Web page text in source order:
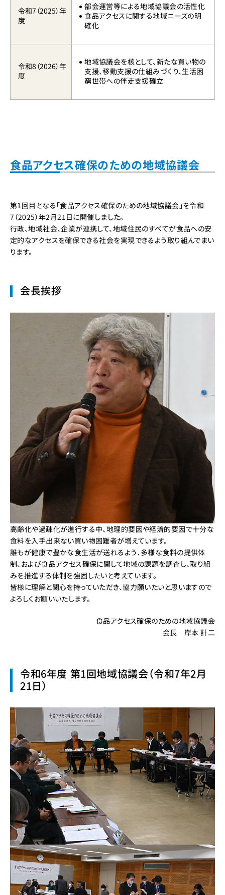
令和7（2025）年
度
令和8（2026）年
度
部会運営等による地域協議会の活性化
食品アクセスに関する地域ニーズの明
確化
地域協議会を核として、新たな買い物の
支援、移動支援の仕組みづくり、生活困
窮世帯への伴走支援確立
食品アクセス確保のための地域協議会
第1回目となる「食品アクセス確保のための地域協議会」を令和
7（2025）年2月21日に開催しました。
行政、地域社会、企業が連携して、地域住民のすべてが食品への安
定的なアクセスを確保できる社会を実現できるよう取り組んでまい
ります。
会長挨拶
高齢化や過疎化が進行する中、地理的要因や経済的要因で十分な
食料を入手出来ない買い物困難者が増えています。
誰もが健康で豊かな食生活が送れるよう、多様な食料の提供体
制、および食品アクセス確保に関して地域の課題を調査し、取り組
みを推進する体制を強固したいと考えています。
皆様に理解と関心を持っていただき、協力願いたいと思いますので
よろしくお願いいたします。
食品アクセス確保のための地域協議会
会長 岸本 計二
令和6年度 第1回地域協議会（令和7年2月
21日）